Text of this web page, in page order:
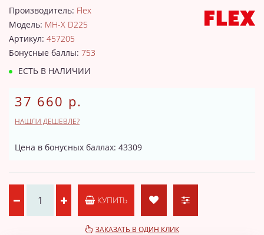
Производитель: Flex
Модель: MH-X D225
Артикул: 457205
Бонусные баллы: 753
ЕСТЬ В НАЛИЧИИ
37 660 р.
НАШЛИ ДЕШЕВЛЕ?
Цена в бонусных баллах: 43309
КУПИТЬ
ЗАКАЗАТЬ В ОДИН КЛИК